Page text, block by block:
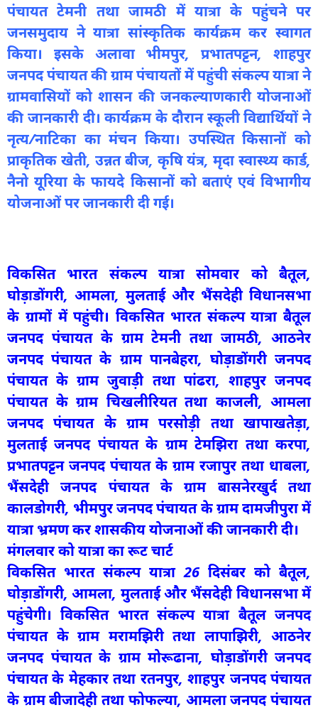
पंचायत टेमनी तथा जामठी में यात्रा के पहुंचने पर
जनसमुदाय ने यात्रा सांस्कृतिक कार्यक्रम कर स्वागत
किया। इसके अलावा भीमपुर, प्रभातपट्टन, शाहपुर
जनपद पंचायत की ग्राम पंचायतों में पहुंची संकल्प यात्रा ने
ग्रामवासियों को शासन की जनकल्याणकारी योजनाओं
की जानकारी दी। कार्यक्रम के दौरान स्कूली विद्यार्थियों ने
नृत्य/नाटिका का मंचन किया। उपस्थित किसानों को
प्राकृतिक खेती, उन्नत बीज, कृषि यंत्र, मृदा स्वास्थ्य कार्ड,
नैनो यूरिया के फायदे किसानों को बताएं एवं विभागीय
योजनाओं पर जानकारी दी गई।
विकसित भारत संकल्प यात्रा सोमवार को बैतूल,
घोड़ाडोंगरी, आमला, मुलताई और भैंसदेही विधानसभा
के ग्रामों में पहुंची। विकसित भारत संकल्प यात्रा बैतूल
जनपद पंचायत के ग्राम टेमनी तथा जामठी, आठनेर
जनपद पंचायत के ग्राम पानबेहरा, घोड़ाडोंगरी जनपद
पंचायत के ग्राम जुवाड़ी तथा पांढरा, शाहपुर जनपद
पंचायत के ग्राम चिखलीरियत तथा काजली, आमला
जनपद पंचायत के ग्राम परसोड़ी तथा खापाखतेड़ा,
मुलताई जनपद पंचायत के ग्राम टेमझिरा तथा करपा,
प्रभातपट्टन जनपद पंचायत के ग्राम रजापुर तथा धाबला,
भैंसदेही जनपद पंचायत के ग्राम बासनेरखुर्द तथा
कालडोगरी, भीमपुर जनपद पंचायत के ग्राम दामजीपुरा में
यात्रा भ्रमण कर शासकीय योजनाओं की जानकारी दी।
मंगलवार को यात्रा का रूट चार्ट
विकसित भारत संकल्प यात्रा 26 दिसंबर को बैतूल,
घोड़ाडोंगरी, आमला, मुलताई और भैंसदेही विधानसभा में
पहुंचेगी। विकसित भारत संकल्प यात्रा बैतूल जनपद
पंचायत के ग्राम मरामझिरी तथा लापाझिरी, आठनेर
जनपद पंचायत के ग्राम मोरूढाना, घोड़ाडोंगरी जनपद
पंचायत के मेहकार तथा रतनपुर, शाहपुर जनपद पंचायत
के ग्राम बीजादेही तथा फोफल्या, आमला जनपद पंचायत